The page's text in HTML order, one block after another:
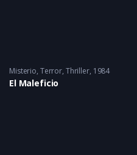
Misterio, Terror, Thriller 1984
El Maleficio